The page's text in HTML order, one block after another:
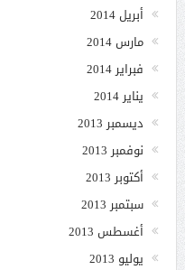
أبريل 2014
مارس 2014
فبراير 2014
يناير 2014
ديسمبر 2013
نوفمبر 2013
أكتوبر 2013
سبتمبر 2013
أغسطس 2013
يوليو 2013